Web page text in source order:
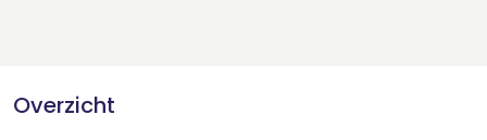
Overzicht